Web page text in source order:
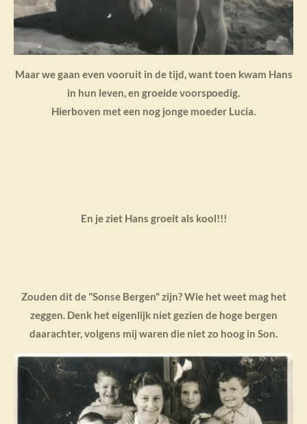
Maar we gaan even vooruit in de tijd, want toen kwam Hans
in hun leven, en groeide voorspoedig.
Hierboven met een nog jonge moeder Lucia.
En je ziet Hans groeit als kool!!!
Zouden dit de "Sonse Bergen" zijn? Wie het weet mag het
zeggen. Denk het eigenlijk niet gezien de hoge bergen
daarachter, volgens mij waren die niet zo hoog in Son.